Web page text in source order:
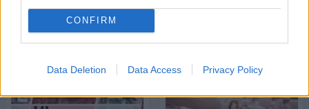
CONFIRM
Data Deletion Data Access Privacy Policy
ΠΕΡΙΣΣΌΤΕΡΑ ΣΕ ΑΥΤΉ ΤΗΝ ΚΑΤΗΓΟΡΊΑ